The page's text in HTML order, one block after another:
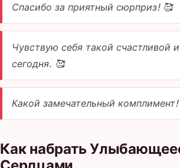
Спасибо за приятный сюрприз! 🥰
Чувствую себя такой счастливой
сегодня. 🥰
Какой замечательный комплимент!
Как набрать